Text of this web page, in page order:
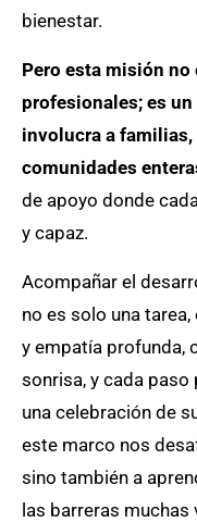
bienestar.
Pero esta misión
profesionales; es
involucra a
comunidades
de apoyo donde
y capaz.
Acompañar el
no es solo una
y empatía profunda,
sonrisa, y cada
una celebración de
este marco nos
sino también a
las barreras